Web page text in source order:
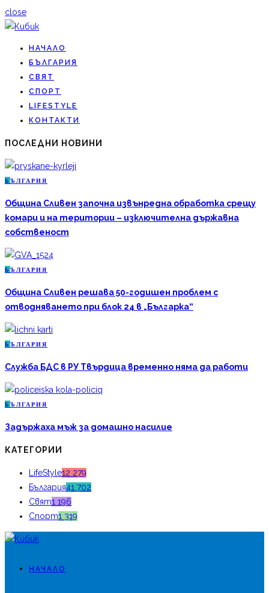
close
НАЧАЛО
БЪЛГАРИЯ
СВЯТ
СПОРТ
LIFESTYLE
КОНТАКТИ
ПОСЛЕДНИ НОВИНИ
Б ЪЛГАРИЯ
Община Сливен започна извънредна обработка срещу
комари и на територии – изключителна държавна
собственост
Б ЪЛГАРИЯ
Община Сливен решава 50-годишен проблем с
отводняването при блок 24 в „Българка“
Б ЪЛГАРИЯ
Служба БДС в РУ Твърдица временно няма да работи
Б ЪЛГАРИЯ
Задържаха мъж за домашно насилие
КАТЕГОРИИ
LifeStyle12 279
България41 702
Свят1 196
Спорт1 319
НАЧАЛО